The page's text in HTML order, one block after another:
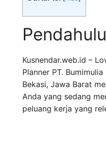
Kusnendar.web.id –
Planner PT.
Bekasi, Jawa Barat
Anda yang sedang
peluang kerja yang